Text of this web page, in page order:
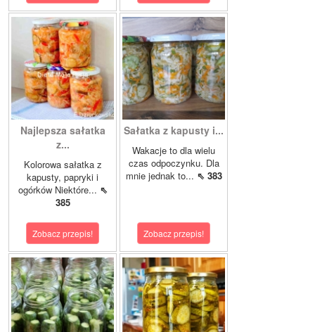
Najlepsza sałatka
z...
Kolorowa sałatka z
kapusty, papryki i
ogórków Niektóre... ⇖
385
Zobacz przepis!
Sałatka z kapusty i...
Wakacje to dla wielu
czas odpoczynku. Dla
mnie jednak to... ⇖ 383
Zobacz przepis!